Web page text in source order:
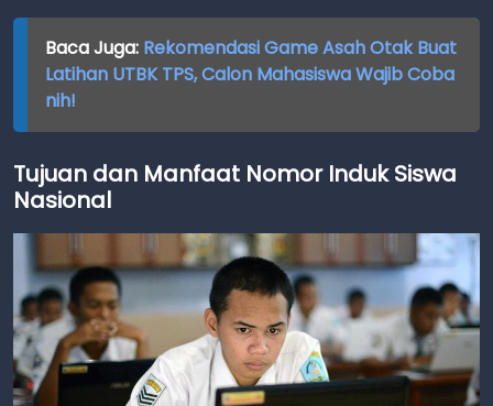
Baca Juga: Rekomendasi Game Asah Otak Buat
Latihan UTBK TPS, Calon Mahasiswa Wajib Coba
nih!
Tujuan dan Manfaat Nomor Induk Siswa
Nasional